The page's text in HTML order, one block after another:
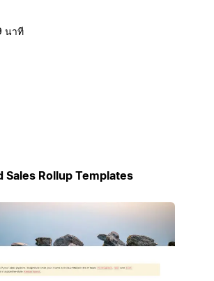
นาที
Sales Rollup Templates